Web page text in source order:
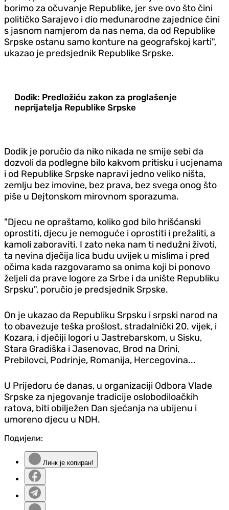
borimo za očuvanje Republike, jer sve ovo što čini
političko Sarajevo i dio međunarodne zajednice čini
s jasnom namjerom da nas nema, da od Republike
Srpske ostanu samo konture na geografskoj karti",
ukazao je predsjednik Republike Srpske.
Dodik: Predložiću zakon za proglašenje
neprijatelja Republike Srpske
Dodik je poručio da niko nikada ne smije sebi da
dozvoli da podlegne bilo kakvom pritisku i ucjenama
i od Republike Srpske napravi jedno veliko ništa,
zemlju bez imovine, bez prava, bez svega onog što
piše u Dejtonskom mirovnom sporazuma.
"Djecu ne opraštamo, koliko god bilo hrišćanski
oprostiti, djecu je nemoguće i oprostiti i prežaliti, a
kamoli zaboraviti. I zato neka nam ti nedužni životi,
ta nevina dječija lica budu uvijek u mislima i pred
očima kada razgovaramo sa onima koji bi ponovo
željeli da prave logore za Srbe i da unište Republiku
Srpsku", poručio je predsjednik Srpske.
On je ukazao da Republiku Srpsku i srpski narod na
to obavezuje teška prošlost, stradalnički 20. vijek, i
Kozara, i dječiji logori u Jastrebarskom, u Sisku,
Stara Gradiška i Jasenovac, Brod na Drini,
Prebilovci, Podrinje, Romanija, Hercegovina...
U Prijedoru će danas, u organizaciji Odbora Vlade
Srpske za njegovanje tradicije oslobodiloačkih
ratova, biti obilježen Dan sjećanja na ubijenu i
umoreno djecu u NDH.
Подијели:
Линк је копиран!